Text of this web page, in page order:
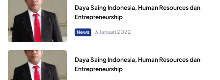
Daya Saing Indonesia, Human Resources dan
Entrepreneurship
News 3 Januari 2022
Daya Saing Indonesia, Human Resources dan
Entrepreneurship